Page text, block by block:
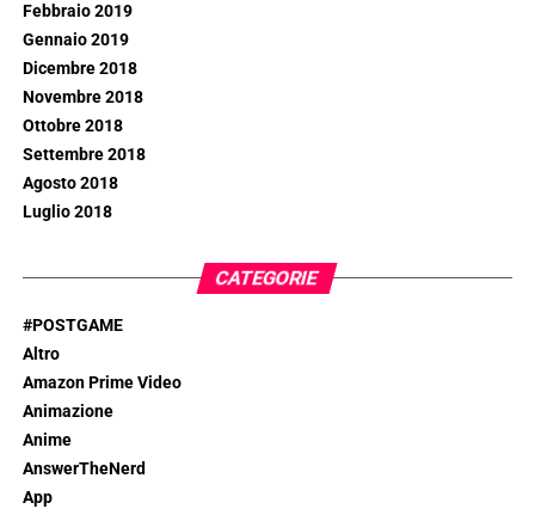
Febbraio 2019
Gennaio 2019
Dicembre 2018
Novembre 2018
Ottobre 2018
Settembre 2018
Agosto 2018
Luglio 2018
CATEGORIE
#POSTGAME
Altro
Amazon Prime Video
Animazione
Anime
AnswerTheNerd
App